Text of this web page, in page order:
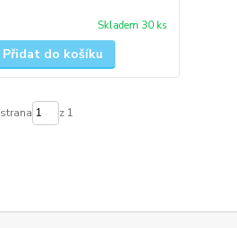
Skladem 30 ks
Přidat do košíku
strana z 1